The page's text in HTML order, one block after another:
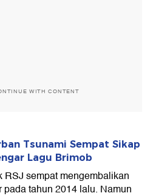
WITH CONTENT
Tsunami Sempat Sikap
Lagu Brimob
sempat mengembalikan
tahun 2014 lalu. Namun